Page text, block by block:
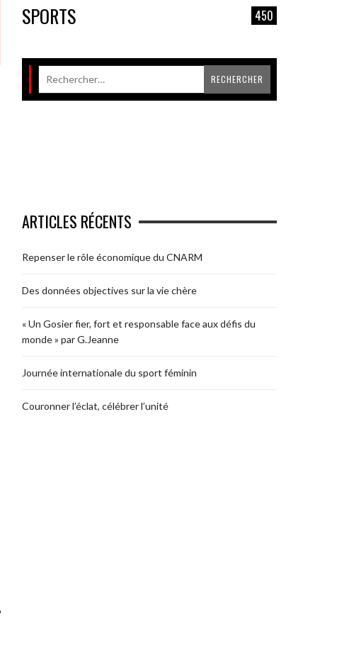
SPORTS 450
ARTICLES RÉCENTS
Repenser le rôle économique du CNARM
Des données objectives sur la vie chère
« Un Gosier fier, fort et responsable face aux défis du
monde » par G.Jeanne
Journée internationale du sport féminin
Couronner l’éclat, célébrer l’unité